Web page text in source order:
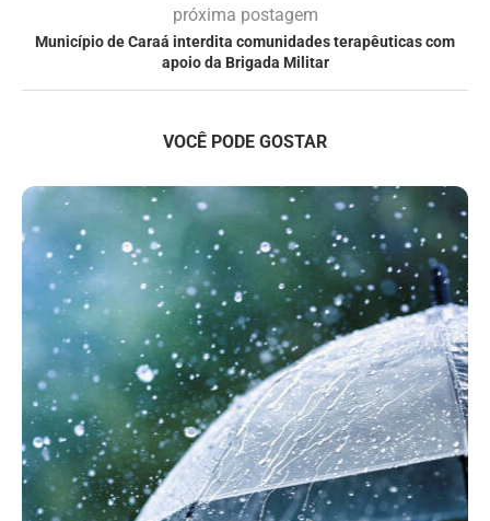
próxima postagem
Município de Caraá interdita comunidades terapêuticas com
apoio da Brigada Militar
VOCÊ PODE GOSTAR